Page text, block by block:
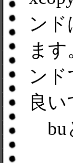
ン
ま
ン
良い
bu